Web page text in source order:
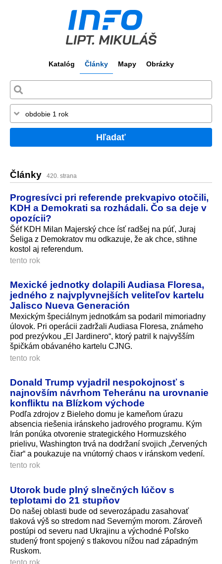
Katalóg Články Mapy Obrázky
Hľadať
Články 420. strana
Progresívci pri referende prekvapivo otočili,
KDH a Demokrati sa rozhádali. Čo sa deje v
opozícii?
Šéf KDH Milan Majerský chce ísť radšej na púť, Juraj
Šeliga z Demokratov mu odkazuje, že ak chce, stihne
kostol aj referendum.
tento rok
Mexické jednotky dolapili Audiasa Floresa,
jedného z najvplyvnejších veliteľov kartelu
Jalisco Nueva Generación
Mexickým špeciálnym jednotkám sa podaril mimoriadny
úlovok. Pri operácii zadržali Audiasa Floresa, známeho
pod prezývkou „El Jardinero“, ktorý patril k najvyšším
špičkám obávaného kartelu CJNG.
tento rok
Donald Trump vyjadril nespokojnosť s
najnovším návrhom Teheránu na urovnanie
konfliktu na Blízkom východe
Podľa zdrojov z Bieleho domu je kameňom úrazu
absencia riešenia iránskeho jadrového programu. Kým
Irán ponúka otvorenie strategického Hormuzského
prielivu, Washington trvá na dodržaní svojich „červených
čiar“ a poukazuje na vnútorný chaos v iránskom vedení.
tento rok
Utorok bude plný slnečných lúčov s
teplotami do 21 stupňov
Do našej oblasti bude od severozápadu zasahovať
tlaková výš so stredom nad Severným morom. Zároveň
postúpi od severu nad Ukrajinu a východné Poľsko
studený front spojený s tlakovou nížou nad západným
Ruskom.